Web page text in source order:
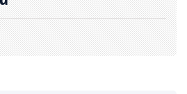
ะนำทุกคนเข้าสู่โลกแห่งช่วงเวลา
นต่อไปยังแกลเลอรีศิลปะแบบอินเ
าสมบัติเป็นคำคมหรือประโยคเด็ดจ